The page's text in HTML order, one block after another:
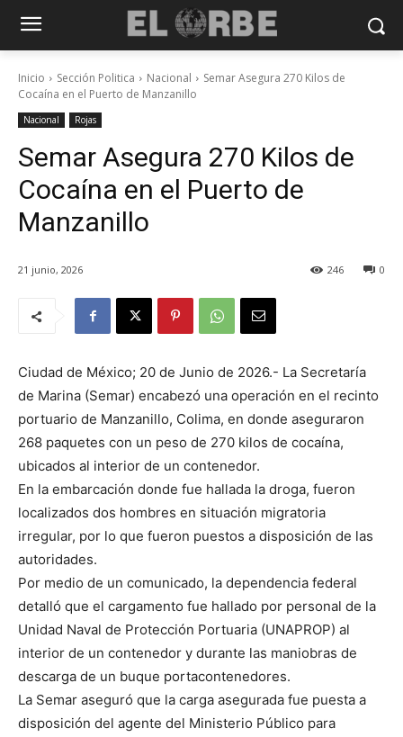
Inicio Sección Politica Nacional
Semar Asegura 270 Kilos de
Cocaína en el Puerto de Manzanillo
Nacional Rojas
Semar Asegura 270 Kilos de
Cocaína en el Puerto de
Manzanillo
21 junio, 2026 0
246
Ciudad de México; 20 de Junio de 2026.- La Secretaría
de Marina (Semar) encabezó una operación en el recinto
portuario de Manzanillo, Colima, en donde aseguraron
268 paquetes con un peso de 270 kilos de cocaína,
ubicados al interior de un contenedor.
En la embarcación donde fue hallada la droga, fueron
localizados dos hombres en situación migratoria
irregular, por lo que fueron puestos a disposición de las
autoridades.
Por medio de un comunicado, la dependencia federal
detalló que el cargamento fue hallado por personal de la
Unidad Naval de Protección Portuaria (UNAPROP) al
interior de un contenedor y durante las maniobras de
descarga de un buque portacontenedores.
La Semar aseguró que la carga asegurada fue puesta a
disposición del agente del Ministerio Público para